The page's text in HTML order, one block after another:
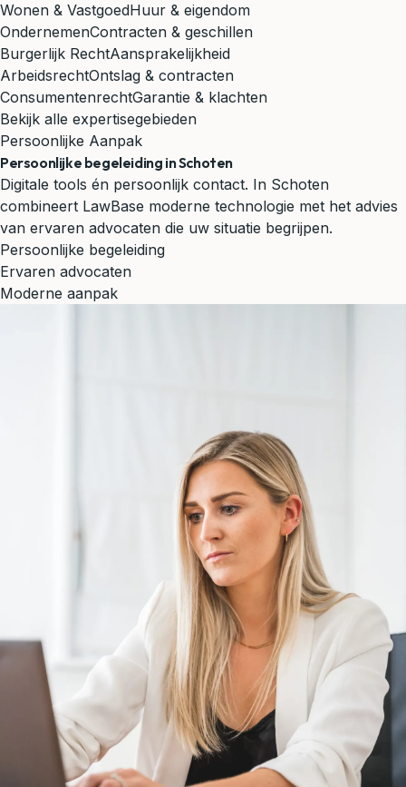
Wonen & VastgoedHuur & eigendom
OndernemenContracten & geschillen
Burgerlijk RechtAansprakelijkheid
ArbeidsrechtOntslag & contracten
ConsumentenrechtGarantie & klachten
Bekijk alle expertisegebieden
Persoonlijke Aanpak
Persoonlijke begeleiding in Schoten
Digitale tools én persoonlijk contact. In Schoten
combineert LawBase moderne technologie met het advies
van ervaren advocaten die uw situatie begrijpen.
Persoonlijke begeleiding
Ervaren advocaten
Moderne aanpak